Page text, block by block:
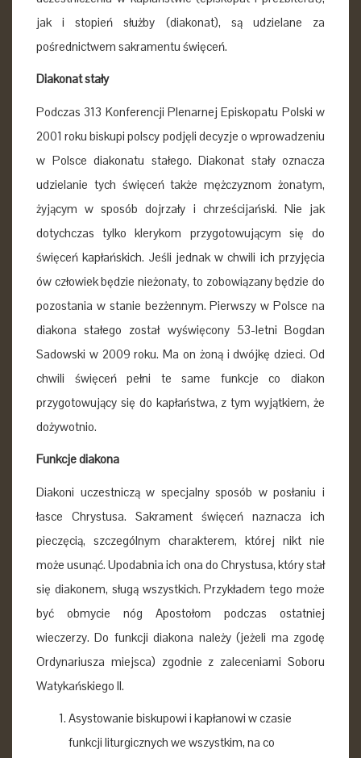
jak i stopień służby (diakonat), są udzielane za
pośrednictwem sakramentu święceń.
Diakonat stały
Podczas 313 Konferencji Plenarnej Episkopatu Polski w
2001 roku biskupi polscy podjęli decyzje o wprowadzeniu
w Polsce diakonatu stałego. Diakonat stały oznacza
udzielanie tych święceń także mężczyznom żonatym,
żyjącym w sposób dojrzały i chrześcijański. Nie jak
dotychczas tylko klerykom przygotowującym się do
święceń kapłańskich. Jeśli jednak w chwili ich przyjęcia
ów człowiek będzie nieżonaty, to zobowiązany będzie do
pozostania w stanie bezżennym. Pierwszy w Polsce na
diakona stałego został wyświęcony 53-letni Bogdan
Sadowski w 2009 roku. Ma on żoną i dwójkę dzieci. Od
chwili święceń pełni te same funkcje co diakon
przygotowujący się do kapłaństwa, z tym wyjątkiem, że
dożywotnio.
Funkcje diakona
Diakoni uczestniczą w specjalny sposób w posłaniu i
łasce Chrystusa. Sakrament święceń naznacza ich
pieczęcią, szczególnym charakterem, której nikt nie
może usunąć. Upodabnia ich ona do Chrystusa, który stał
się diakonem, sługą wszystkich. Przykładem tego może
być obmycie nóg Apostołom podczas ostatniej
wieczerzy. Do funkcji diakona należy (jeżeli ma zgodę
Ordynariusza miejsca) zgodnie z zaleceniami Soboru
Watykańskiego II.
Asystowanie biskupowi i kapłanowi w czasie
funkcji liturgicznych we wszystkim, na co